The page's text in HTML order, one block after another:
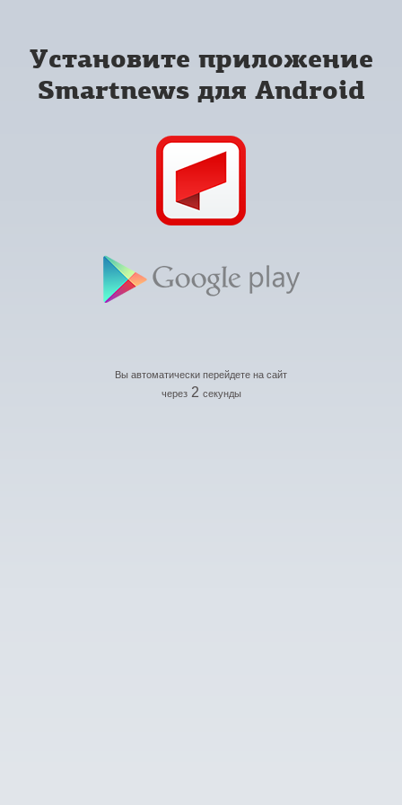
Установите приложение
Smartnews для Android
Вы автоматически перейдете на сайт
через 2 секунды